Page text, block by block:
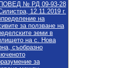
№ РД 09-93-28
12.11.2019 г.
на
за ползване на
земи в
на с. Нова
съобразно
за